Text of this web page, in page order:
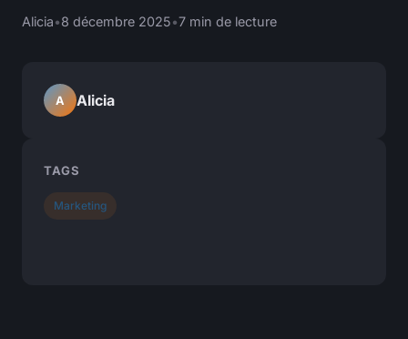
Alicia•8 décembre 2025•7 min de lecture
A Alicia
TAGS
Marketing